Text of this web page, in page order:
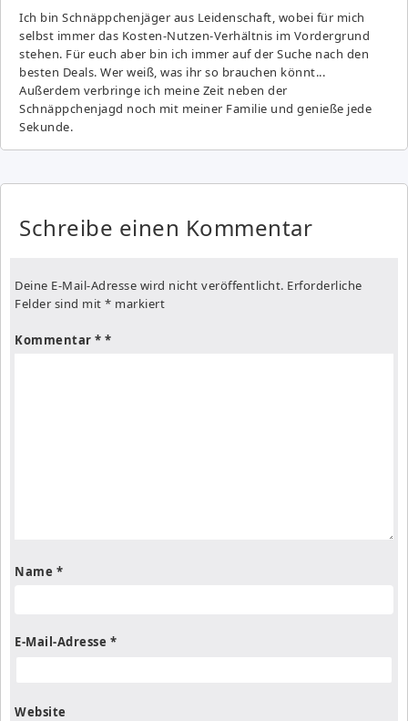
Ich bin Schnäppchenjäger aus Leidenschaft, wobei für mich
selbst immer das Kosten-Nutzen-Verhältnis im Vordergrund
stehen. Für euch aber bin ich immer auf der Suche nach den
besten Deals. Wer weiß, was ihr so brauchen könnt...
Außerdem verbringe ich meine Zeit neben der
Schnäppchenjagd noch mit meiner Familie und genieße jede
Sekunde.
Schreibe einen Kommentar
Deine E-Mail-Adresse wird nicht veröffentlicht. Erforderliche
Felder sind mit * markiert
Kommentar *
Name *
E-Mail-Adresse *
Website